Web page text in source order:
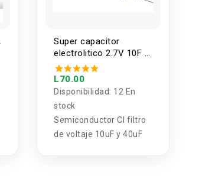
Super capacitor
electrolitico 2.7V 10F y
40F
L70.00
Disponibilidad: 12 En
stock
Semiconductor CI filtro
de voltaje 10uF y 40uF